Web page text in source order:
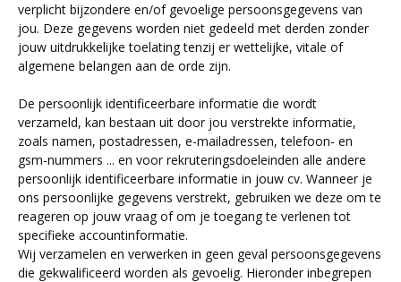
verplicht bijzondere en/of gevoelige persoonsgegevens van
jou. Deze gegevens worden niet gedeeld met derden zonder
jouw uitdrukkelijke toelating tenzij er wettelijke, vitale of
algemene belangen aan de orde zijn.
De persoonlijk identificeerbare informatie die wordt
verzameld, kan bestaan uit door jou verstrekte informatie,
zoals namen, postadressen, e-mailadressen, telefoon- en
gsm-nummers ... en voor rekruteringsdoeleinden alle andere
persoonlijk identificeerbare informatie in jouw cv. Wanneer je
ons persoonlijke gegevens verstrekt, gebruiken we deze om te
reageren op jouw vraag of om je toegang te verlenen tot
specifieke accountinformatie.
Wij verzamelen en verwerken in geen geval persoonsgegevens
die gekwalificeerd worden als gevoelig. Hieronder inbegrepen